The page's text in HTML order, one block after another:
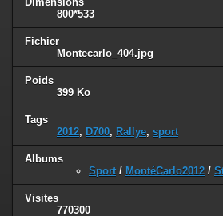
800*533
Fichier
Montecarlo_404.jpg
Poids
399 Ko
Tags
2012, D700, Rallye, sport
Albums
Sport / MontéCarlo2012 /
Visites
770300